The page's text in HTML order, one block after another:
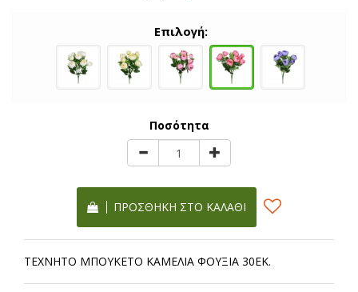
Επιλογή:
Ποσότητα
ΠΡΟΣΘΉΚΗ ΣΤΟ ΚΑΛΆΘΙ
ΤΕΧΝΗΤΟ ΜΠΟΥΚΕΤΟ ΚΑΜΕΛΙΑ ΦΟΥΞΙΑ 30ΕΚ.